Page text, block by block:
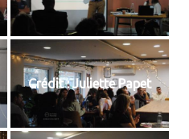
Crédit : Juliette Papet